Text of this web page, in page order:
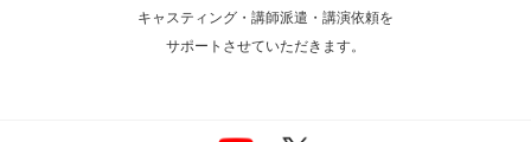
キャスティング・講師派遣・講演依頼を
サポートさせていただきます。